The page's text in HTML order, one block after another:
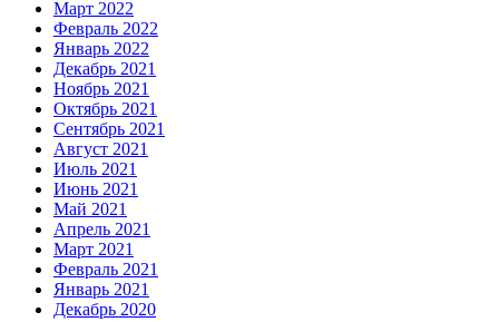
Март 2022
Февраль 2022
Январь 2022
Декабрь 2021
Ноябрь 2021
Октябрь 2021
Сентябрь 2021
Август 2021
Июль 2021
Июнь 2021
Май 2021
Апрель 2021
Март 2021
Февраль 2021
Январь 2021
Декабрь 2020